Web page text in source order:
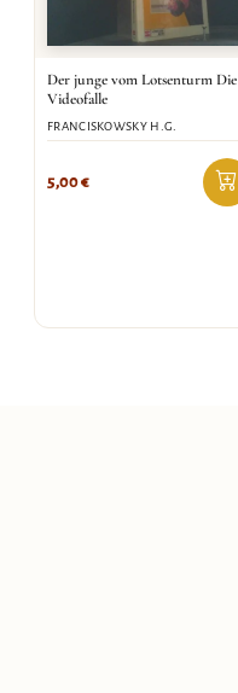
Der junge vom Lotsenturm Die
Videofalle
FRANCISKOWSKY H.G.
5,00€